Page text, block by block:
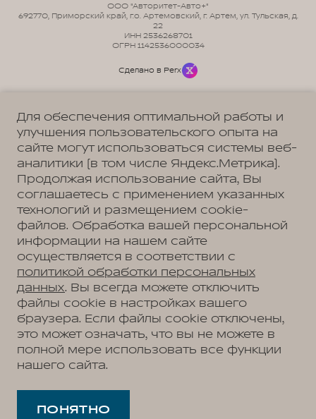
Политика обработки персональных данных
Согласие на коммуникацию
Согласие на предоставление персональных данных третьим лицам
Согласие на обработку ПД
ООО "Авторитет-Авто+"
692770, Приморский край, г.о. Артемовский, г. Артем, ул. Тульская, д.
22
ИНН 2536268701
ОГРН 1142536000034
Сделано в Perx
Адрес
Владивосток, ул. Тульская, д. 22
+7 (423) 279-09-19
АВТОМОБИЛИ В НАЛИЧИИ
МОДЕЛЬНЫЙ РЯД
WEY 05
WEY 80 Премиум
WEY 07
ВЛАДЕЛЬЦАМ
Сервис
Запись на сервис
О ДИЛЕРЕ
Для обеспечения оптимальной работы и
улучшения пользовательского опыта на
сайте могут использоваться системы веб-
аналитики (в том числе Яндекс.Метрика).
Продолжая использование сайта, Вы
соглашаетесь с применением указанных
технологий и размещением cookie-
файлов. Обработка вашей персональной
информации на нашем сайте
осуществляется в соответствии с
политикой обработки персональных
данных. Вы всегда можете отключить
файлы cookie в настройках вашего
браузера. Если файлы cookie отключены,
это может означать, что вы не можете в
полной мере использовать все функции
нашего сайта.
ПОНЯТНО